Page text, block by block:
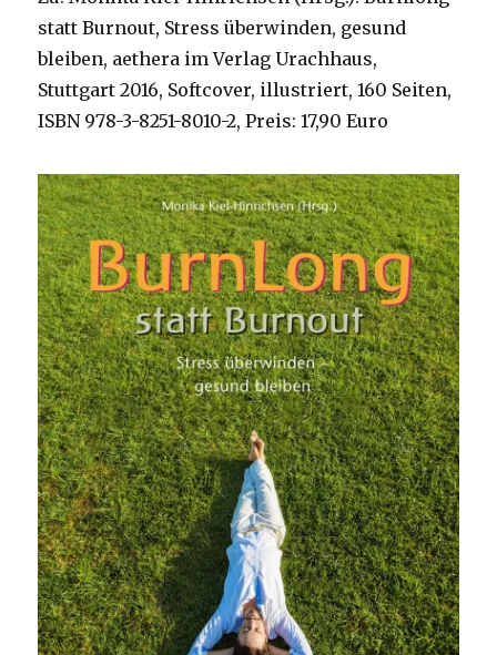
statt Burnout, Stress überwinden, gesund
bleiben, aethera im Verlag Urachhaus,
Stuttgart 2016, Softcover, illustriert, 160 Seiten,
ISBN 978-3-8251-8010-2, Preis: 17,90 Euro